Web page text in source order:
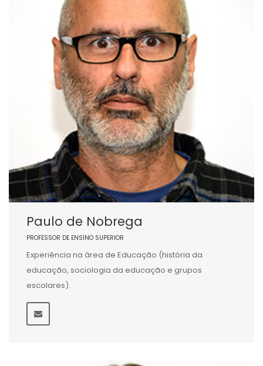
Paulo de Nobrega
PROFESSOR DE ENSINO SUPERIOR
Experiência na área de Educação (história da
educação, sociologia da educação e grupos
escolares).